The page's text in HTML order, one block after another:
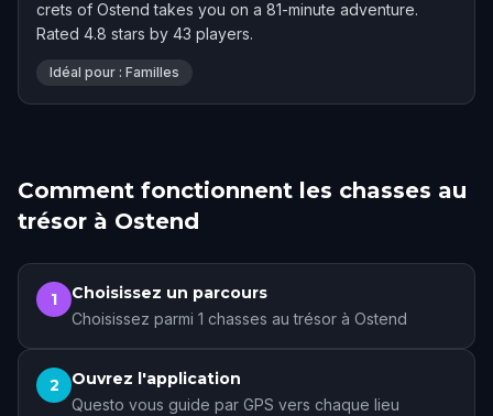
crets of Ostend takes you on a 81-minute adventure.
Rated 4.8 stars by 43 players.
Idéal pour : Familles
Comment fonctionnent les chasses au
trésor à Ostend
1 Choisissez un parcours
Choisissez parmi 1 chasses au trésor à Ostend
2 Ouvrez l'application
Questo vous guide par GPS vers chaque lieu